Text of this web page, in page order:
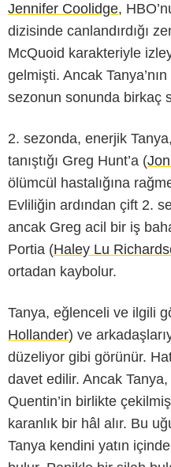
Jennifer Coolidge,
dizisinde canlandırdığı
McQuoid karakteriyle
gelmişti. Ancak
sezonun sonunda birkaç
2. sezonda, enerjik
tanıştığı Greg Hunt’a (
ölümcül hastalığına
Evliliğin ardından çift 2.
ancak Greg acil bir iş
Portia (Haley Lu
ortadan kaybolur.
Tanya, eğlenceli ve ilgili
Hollander) ve
düzeliyor gibi görünür.
davet edilir. Ancak
Quentin’in birlikte
karanlık bir hâl alır. Bu
Tanya kendini yatın